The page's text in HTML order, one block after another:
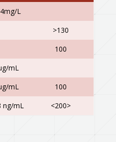
L
>130
100
mL
mL 100
ng/mL <200>